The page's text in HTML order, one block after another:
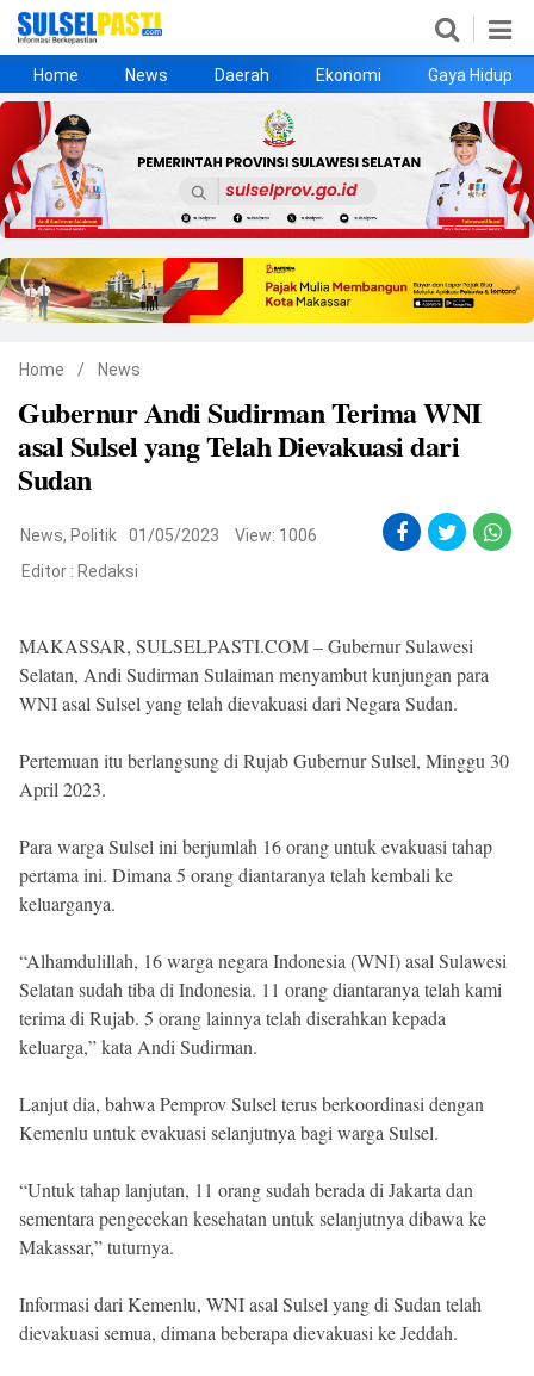
Home
News
Daerah
Ekonomi
Gaya Hidup
Kesehatan
Metro
Nasional
Hukrim
Olahraga
Politik
UMKM
Opini
©
Copyright
2026
Sulselpasti.com
.
Reserved
Home News Daerah Ekonomi Gaya Hidup
Home / News
Gubernur Andi Sudirman Terima WNI
asal Sulsel yang Telah Dievakuasi dari
Sudan
News, Politik 01/05/2023
View: 1006
Editor : Redaksi
MAKASSAR, SULSELPASTI.COM – Gubernur Sulawesi
Selatan, Andi Sudirman Sulaiman menyambut kunjungan para
WNI asal Sulsel yang telah dievakuasi dari Negara Sudan.
Pertemuan itu berlangsung di Rujab Gubernur Sulsel, Minggu 30
April 2023.
Para warga Sulsel ini berjumlah 16 orang untuk evakuasi tahap
pertama ini. Dimana 5 orang diantaranya telah kembali ke
keluarganya.
“Alhamdulillah, 16 warga negara Indonesia (WNI) asal Sulawesi
Selatan sudah tiba di Indonesia. 11 orang diantaranya telah kami
terima di Rujab. 5 orang lainnya telah diserahkan kepada
keluarga,” kata Andi Sudirman.
Lanjut dia, bahwa Pemprov Sulsel terus berkoordinasi dengan
Kemenlu untuk evakuasi selanjutnya bagi warga Sulsel.
“Untuk tahap lanjutan, 11 orang sudah berada di Jakarta dan
sementara pengecekan kesehatan untuk selanjutnya dibawa ke
Makassar,” tuturnya.
Informasi dari Kemenlu, WNI asal Sulsel yang di Sudan telah
dievakuasi semua, dimana beberapa dievakuasi ke Jeddah.